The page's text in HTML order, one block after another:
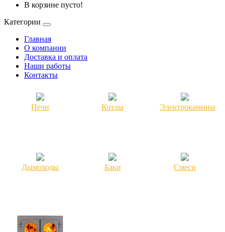
В корзине пусто!
Категории
Главная
О компании
Доставка и оплата
Наши работы
Контакты
Печи Котлы Электрокамины
Дымоходы Баки Смеси